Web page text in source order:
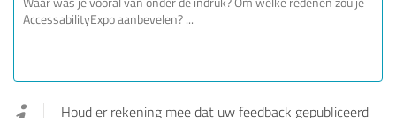
Houd er rekening mee dat uw feedback gepubliceerd